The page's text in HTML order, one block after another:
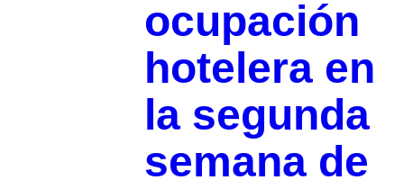
ocupación
hotelera en
la segunda
semana de